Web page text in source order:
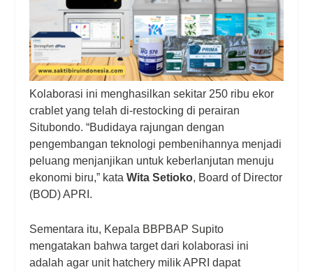
Kolaborasi ini menghasilkan sekitar 250 ribu ekor
crablet yang telah di-restocking di perairan
Situbondo. “Budidaya rajungan dengan
pengembangan teknologi pembenihannya menjadi
peluang menjanjikan untuk keberlanjutan menuju
ekonomi biru,” kataWita Setioko, Board of Director
(BOD) APRI.
Sementara itu, Kepala BBPBAP Supito
mengatakan bahwa target dari kolaborasi ini
adalah agar unit hatchery milik APRI dapat